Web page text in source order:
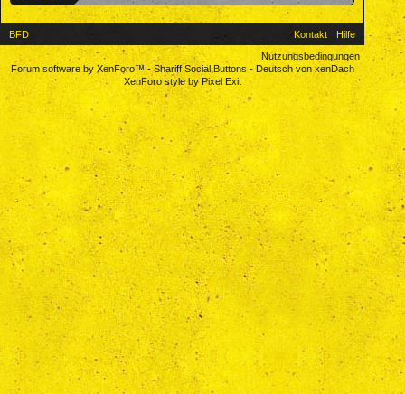
BFD Kontakt
Hilfe
Nutzungsbedingungen
Forum software by XenForo™-Shariff Social Buttons- Deutsch von xenDach
XenForo style by Pixel Exit